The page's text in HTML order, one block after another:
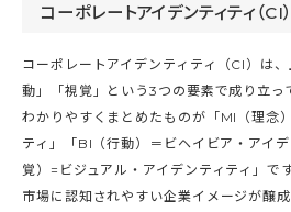
コーポレートアイデンティティ（CI
コーポレートアイデンティティ（CI）は
動」「視覚」という3つの要素で成り立っ
わかりやすくまとめたものが「MI（理念
ティ」「BI（行動）＝ビヘイビア・アイ
覚）=ビジュアル・アイデンティティ」で
市場に認知されやすい企業イメージが醸